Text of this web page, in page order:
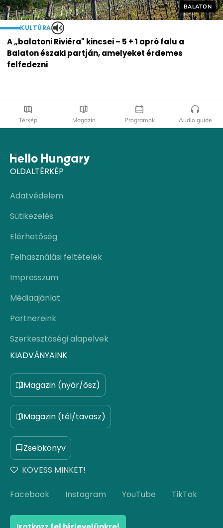
Helyszín
BALATON
KULTÚRA
A „balatoni Riviéra" kincsei – 5 + 1 apró falu a
Balaton északi partján, amelyeket érdemes
felfedezni
Térkép Magazin Programok Audio guide
OLDALTÉRKÉP
Adatvédelem
Sütikezelés
Elérhetőség
Felhasználási feltételek
Impresszum
Médiaajánlat
Partnereink
Szerkesztőségi alapelvek
KIADVÁNYAINK
Magazin (nyár/ősz)
Magazin (tél/tavasz)
Zsebkönyv
KÖVESS MINKET!
Facebook Instagram YouTube TikTok